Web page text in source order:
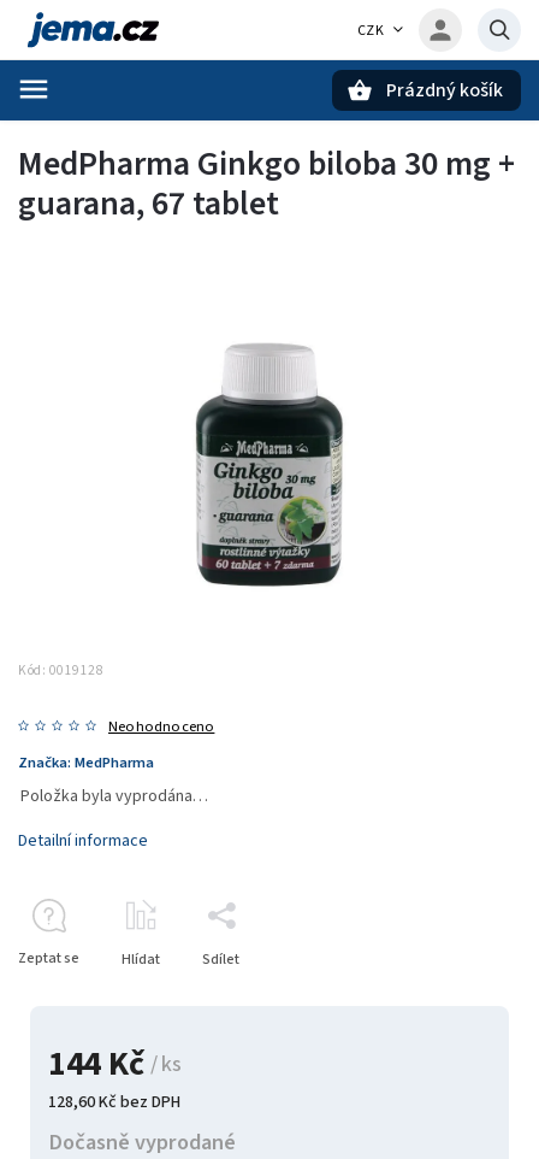
CZK
Prázdný košík
MedPharma Ginkgo biloba 30 mg +
guarana, 67 tablet
Kód: 0019128
Neohodnoceno
Značka: MedPharma
144 Kč / ks
128,60 Kč bez DPH
Dočasně vyprodané
Položka byla vyprodána…
Detailní informace
Zeptat se Hlídat Sdílet